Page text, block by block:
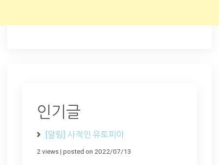
인기글
[알림] 사적인 유토피아
2 views| posted on 2022/07/13